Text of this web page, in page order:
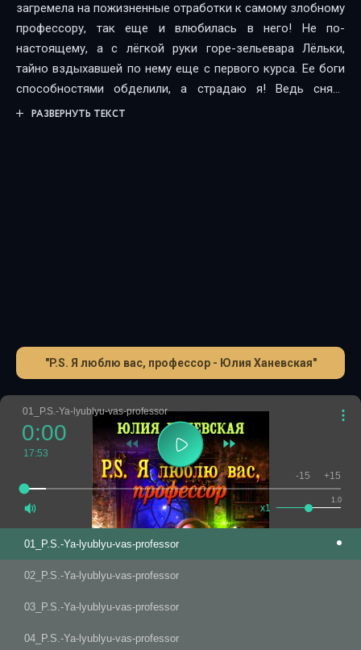
загремела на пожизненные отработки к самому злобному
профессору, так еще и влюбилась в него! Не по-
настоящему, а с лёгкой руки горе-зельевара Лёльки,
тайно вздыхавшей по нему еще с первого курса. Ее боги
способностями обделили, а страдаю я! Ведь снять
бракованный приворот не так-то просто. А рассказать
РАЗВЕРНУТЬ ТЕКСТ
"P.S. Я люблю вас, профессор - Юлия Ханевская"
01_P.S.-Ya-lyublyu-vas-professor
0:00
17:53
1.0
x1
-15 +15
01_P.S.-Ya-lyublyu-vas-professor
02_P.S.-Ya-lyublyu-vas-professor
03_P.S.-Ya-lyublyu-vas-professor
04_P.S.-Ya-lyublyu-vas-professor